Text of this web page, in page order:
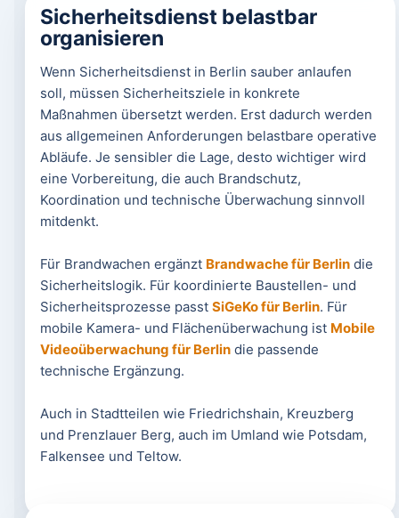
Sicherheitsdienst belastbar
organisieren
Wenn Sicherheitsdienst in Berlin sauber anlaufen
soll, müssen Sicherheitsziele in konkrete
Maßnahmen übersetzt werden. Erst dadurch werden
aus allgemeinen Anforderungen belastbare operative
Abläufe. Je sensibler die Lage, desto wichtiger wird
eine Vorbereitung, die auch Brandschutz,
Koordination und technische Überwachung sinnvoll
mitdenkt.
Für Brandwachen ergänzt Brandwache für Berlindie
Sicherheitslogik. Für koordinierte Baustellen- und
Sicherheitsprozesse passt SiGeKo für Berlin. Für
mobile Kamera- und Flächenüberwachung ist Mobile
Videoüberwachung für Berlindie passende
technische Ergänzung.
Auch in Stadtteilen wie Friedrichshain, Kreuzberg
und Prenzlauer Berg, auch im Umland wie Potsdam,
Falkensee und Teltow.